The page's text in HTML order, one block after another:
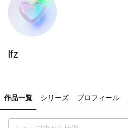
lfz
作品一覧 シリーズ プロフィール